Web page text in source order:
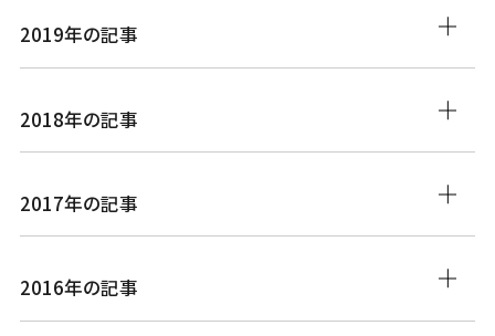
2019年の記事
2018年の記事
2017年の記事
2016年の記事